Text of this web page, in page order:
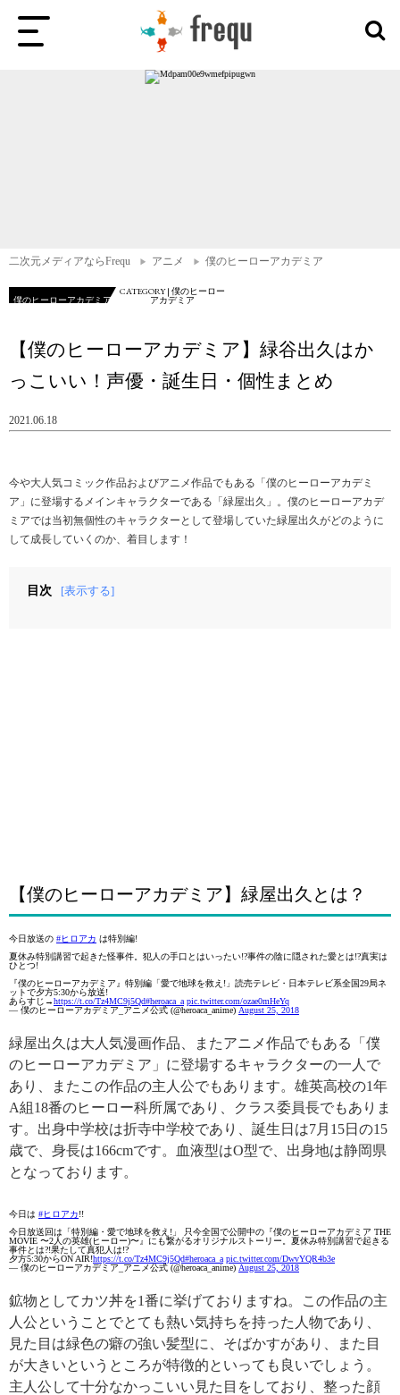
二次元メディアならFrequ アニメ 僕のヒーローアカデミア
僕のヒーローアカデミア
CATEGORY | 僕のヒーロー
アカデミア
【僕のヒーローアカデミア】緑谷出久はか
っこいい！声優・誕生日・個性まとめ
2021.06.18
今や大人気コミック作品およびアニメ作品でもある「僕のヒーローアカデミ
ア」に登場するメインキャラクターである「緑屋出久」。僕のヒーローアカデ
ミアでは当初無個性のキャラクターとして登場していた緑屋出久がどのように
して成長していくのか、着目します！
目次 [表示する]
【僕のヒーローアカデミア】緑屋出久とは？
今日放送の #ヒロアカ は特別編!
夏休み特別講習で起きた怪事件。犯人の手口とはいったい!?事件の陰に隠された愛とは!?真実は
ひとつ!
『僕のヒーローアカデミア』特別編「愛で地球を救え!」読売テレビ・日本テレビ系全国29局ネ
ットで夕方5:30から放送!
あらすじ→https://t.co/Tz4MC9j5Qd#heroaca_a pic.twitter.com/ozae0mHeYq
— 僕のヒーローアカデミア_アニメ公式 (@heroaca_anime) August 25, 2018
緑屋出久は大人気漫画作品、またアニメ作品でもある「僕
のヒーローアカデミア」に登場するキャラクターの一人で
あり、またこの作品の主人公でもあります。雄英高校の1年
A組18番のヒーロー科所属であり、クラス委員長でもありま
す。出身中学校は折寺中学校であり、誕生日は7月15日の15
歳で、身長は166cmです。血液型はO型で、出身地は静岡県
となっております。
今日は #ヒロアカ!!
今日放送回は「特別編・愛で地球を救え!」 只今全国で公開中の『僕のヒーローアカデミア THE
MOVIE 〜2人の英雄(ヒーロー)〜』にも繋がるオリジナルストーリー。夏休み特別講習で起きる
事件とは?!果たして真犯人は!?
夕方5:30からON AIR!https://t.co/Tz4MC9j5Qd#heroaca_a pic.twitter.com/DwvYQR4b3e
— 僕のヒーローアカデミア_アニメ公式 (@heroaca_anime) August 25, 2018
鉱物としてカツ丼を1番に挙げておりますね。この作品の主
人公ということでとても熱い気持ちを持った人物であり、
見た目は緑色の癖の強い髪型に、そばかすがあり、また目
が大きいというところが特徴的といっても良いでしょう。
主人公して十分なかっこいい見た目をしており、整った顔